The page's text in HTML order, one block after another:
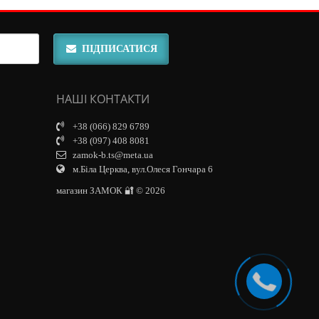
ПІДПИСАТИСЯ
НАШІ КОНТАКТИ
+38 (066) 829 6789
+38 (097) 408 8081
zamok-b.ts@meta.ua
м.Біла Церква, вул.Олеся Гончара 6
магазин ЗАМОК 🔐 © 2026